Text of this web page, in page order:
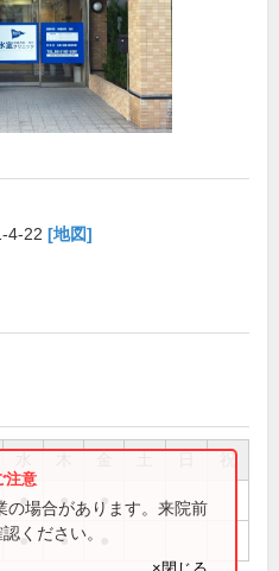
4-22 [地図]
祝
● ● ●
● ●
の場合があります。来院前
ください。